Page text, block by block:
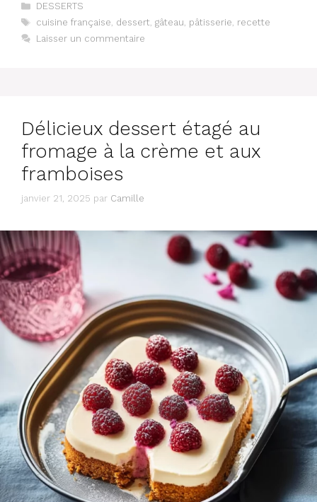
Catégories
DESSERTS
Étiquettes
cuisine française, dessert, gâteau, pâtisserie, recette
Laisser un commentaire
Délicieux dessert étagé au
fromage à la crème et aux
framboises
janvier 21, 2025 par Camille